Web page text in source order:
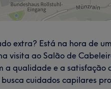
extra? Está na hora de
visita ao Salão de
a qualidade e a satisfação
cuidados capilares